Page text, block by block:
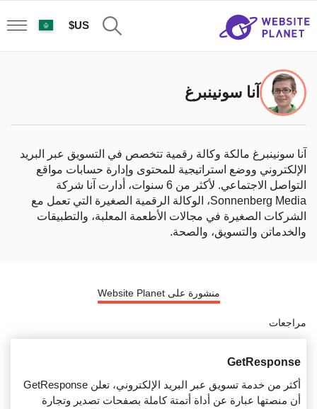
US$
آنا سونينبرغ
آنا سونينبرغ مالكة وكالة رقمية تتخصص في التسويق عبر البريد
الإلكتروني ووضع استراتيجية للمحتوى وإدارة حسابات مواقع
التواصل الاجتماعي. لأكثر من 6 سنوات، أدارت آنا شركة
Sonnenberg Media، الوكالة الرقمية الصغيرة التي تعمل مع
الشركات الصغيرة في مجالات الأطعمة المعلبة، والتطبيقات
والخدماتن والتسويق، والصحة.
منشورة على Website Planet
مراجعات
GetResponse
أكثر من خدمة تسويق عبر البريد الإلكتروني، تعلن GetResponse
أن منصتها عبارة عن أداة أتمتة كاملة بصفحات تصدير وتجارة